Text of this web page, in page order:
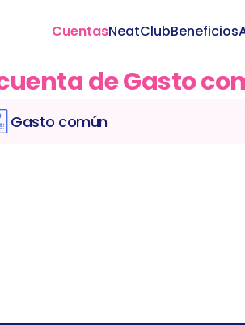
de Gasto
Gasto común
CuentasNeatClubBeneficios